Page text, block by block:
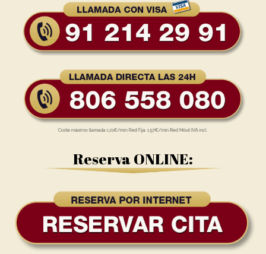
Reserva ONLINE: